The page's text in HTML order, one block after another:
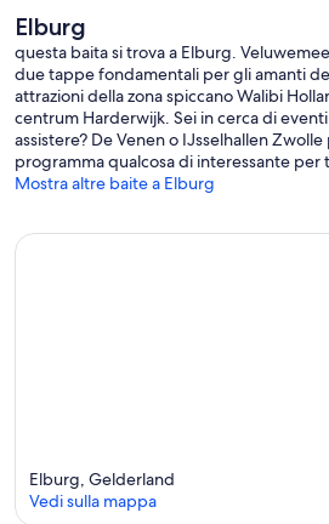
Ermelo!
Ermelo
Elburg
questa baita si trova a Elburg.
due tappe fondamentali per gli amanti
attrazioni della zona spiccano Walibi
centrum Harderwijk. Sei in cerca di
assistere? De Venen o IJsselhallen
programma qualcosa di interessante per
Mostra altre baite a Elburg
Elburg, Gelderland
Vedi sulla mappa